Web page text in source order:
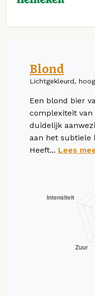
Blond
Lichtgekleurd,
Een blond bier
complexiteit van
duidelijk
aan het subtiele
Heeft... Lees